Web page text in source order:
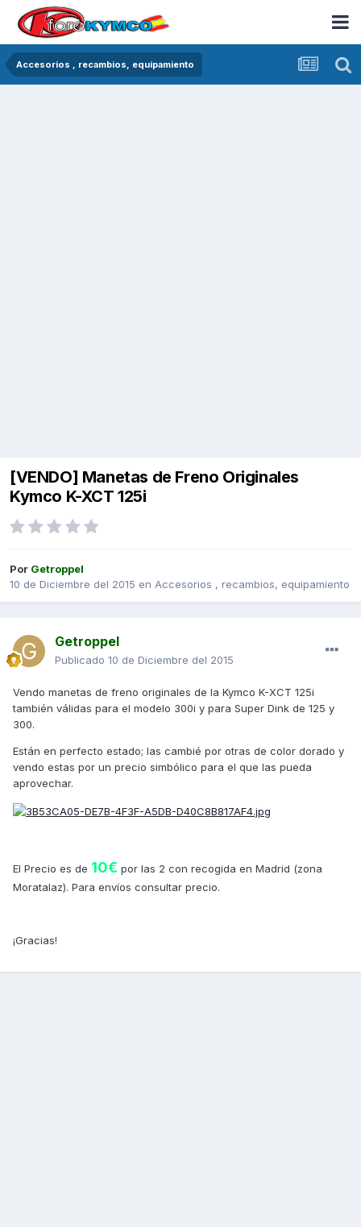
Accesorios , recambios, equipamiento
[VENDO] Manetas de Freno Originales
Kymco K-XCT 125i
Por Getroppel
10 de Diciembre del 2015 en Accesorios , recambios, equipamiento
Getroppel
Publicado 10 de Diciembre del 2015
Vendo manetas de freno originales de la Kymco K-XCT 125i
también válidas para el modelo 300i y para Super Dink de 125 y
300.
Están en perfecto estado; las cambié por otras de color dorado y
vendo estas por un precio simbólico para el que las pueda
aprovechar.
El Precio es de 10€ por las 2 con recogida en Madrid (zona
Moratalaz). Para envíos consultar precio.
¡Gracias!